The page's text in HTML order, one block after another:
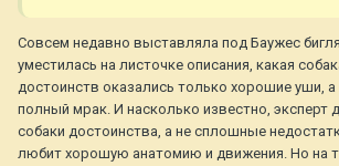
Совсем недавно выставляла под Баужес
уместилась на листочке описания, какая
достоинств оказались только хорошие уши, а
полный мрак. И насколько известно, эксперт
собаки достоинства, а не сплошные
любит хорошую анатомию и движения. Но на